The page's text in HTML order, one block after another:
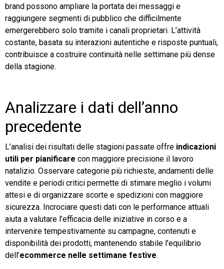
brand possono ampliare la portata dei messaggi e
raggiungere segmenti di pubblico che difficilmente
emergerebbero solo tramite i canali proprietari. L’attività
costante, basata su interazioni autentiche e risposte puntuali,
contribuisce a costruire continuità nelle settimane più dense
della stagione.
Analizzare i dati dell’anno
precedente
L’analisi dei risultati delle stagioni passate offre indicazioni
utili per pianificare con maggiore precisione il lavoro
natalizio. Osservare categorie più richieste, andamenti delle
vendite e periodi critici permette di stimare meglio i volumi
attesi e di organizzare scorte e spedizioni con maggiore
sicurezza. Incrociare questi dati con le performance attuali
aiuta a valutare l’efficacia delle iniziative in corso e a
intervenire tempestivamente su campagne, contenuti e
disponibilità dei prodotti, mantenendo stabile l’equilibrio
dell’ecommerce nelle settimane festive.